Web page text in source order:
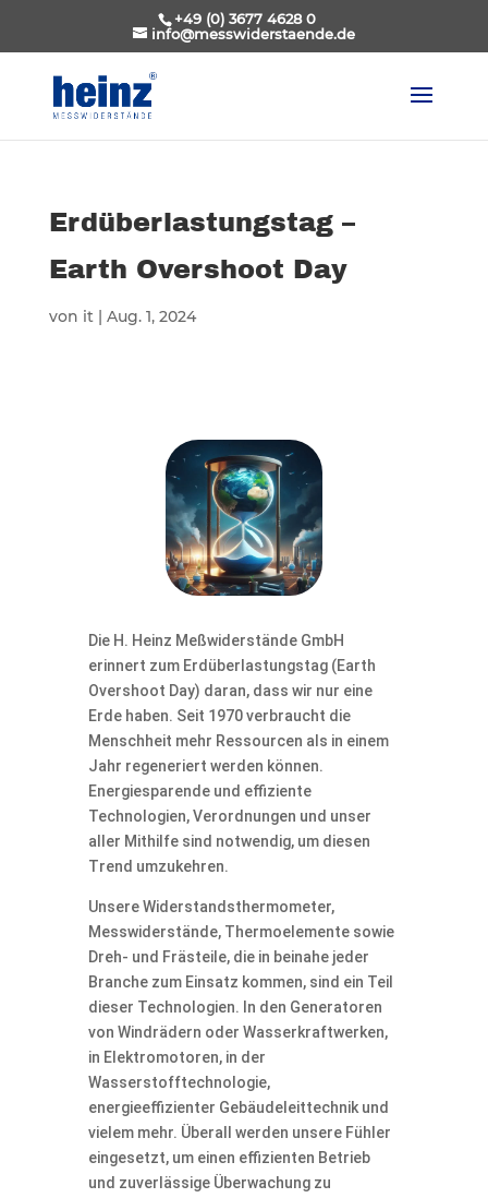
+49 (0) 3677 4628 0
info@messwiderstaende.de
Erdüberlastungstag –
Earth Overshoot Day
von it| Aug. 1, 2024
Die H. Heinz Meßwiderstände GmbH
erinnert zum Erdüberlastungstag (Earth
Overshoot Day) daran, dass wir nur eine
Erde haben. Seit 1970 verbraucht die
Menschheit mehr Ressourcen als in einem
Jahr regeneriert werden können.
Energiesparende und effiziente
Technologien, Verordnungen und unser
aller Mithilfe sind notwendig, um diesen
Trend umzukehren.
Unsere Widerstandsthermometer,
Messwiderstände, Thermoelemente sowie
Dreh- und Frästeile, die in beinahe jeder
Branche zum Einsatz kommen, sind ein Teil
dieser Technologien. In den Generatoren
von Windrädern oder Wasserkraftwerken,
in Elektromotoren, in der
Wasserstofftechnologie,
energieeffizienter Gebäudeleittechnik und
vielem mehr. Überall werden unsere Fühler
eingesetzt, um einen effizienten Betrieb
und zuverlässige Überwachung zu